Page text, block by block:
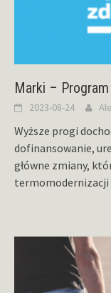
Marki –
2023-08-24
Wyższe progi
dofinansowanie,
główne zmiany,
termomodernizacji